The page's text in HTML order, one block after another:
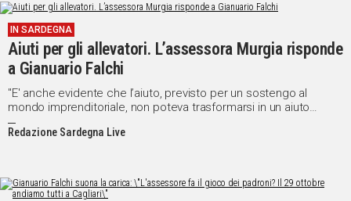
ORISTANO
SULCIS
GALLURA
OGLIASTRA
MEDIO
CAMPIDANO
POLITICA
IN SARDEGNA
Aiuti per gli allevatori. L’assessora Murgia risponde
a Gianuario Falchi
"E' anche evidente che l’aiuto, previsto per un sostengo al
mondo imprenditoriale, non poteva trasformarsi in un aiuto
erogato con sole finalità sociali"
Redazione Sardegna Live